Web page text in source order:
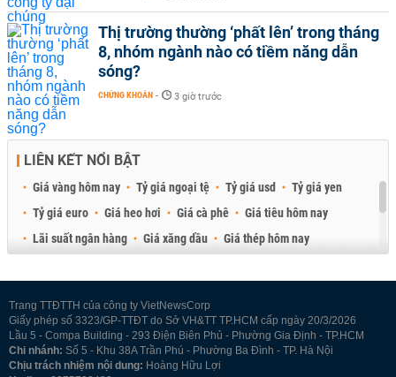
Thị trường thường ‘phất lên’ trong tháng
8, nhóm ngành nào có tiềm năng dẫn
sóng?
CHỨNG KHOÁN - 3 giờ trước
LIÊN KẾT NỔI BẬT
Giá vàng hôm nay Tỷ giá ngoại tệ Tỷ giá usd
Tỷ giá yen
Tỷ giá euro
Giá heo hơi Giá cà phê
Giá tiêu hôm nay
Lãi suất ngân hàng
Giá xăng dầu
Giá thép hôm nay
Trang TTĐTTH của công ty VietNewsCorp
Giấy phép số 3323/GP-TTĐT do Sở VH&TT TP.HCM cấp ngày 20/3/2026
Lầu 5 - Compa Building - 293 Điện Biên Phủ - Phường Gia Định - TP.HCM
Chi nhánh: Số 5 - Khu 38A Trần Phú - Phường Ba Đình - TP. Hà Nội
Chịu trách nhiệm nội dung: Hoàng Hữu Lợi